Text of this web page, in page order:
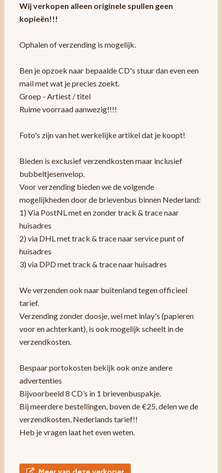
Wij verkopen alleen originele spullen geen
kopieën!!!
Ophalen of verzending is mogelijk.
Ben je opzoek naar bepaalde CD's stuur dan even een
mail met wat je precies zoekt.
Groep - Artiest / titel
Ruime voorraad aanwezig!!!!
Foto's zijn van het werkelijke artikel dat je koopt!
Bieden is exclusief verzendkosten maar inclusief
bubbeltjesenvelop.
Voor verzending bieden we de volgende
mogelijkheden door de brievenbus binnen Nederland:
1) Via PostNL met en zonder track & trace naar
huisadres
2) via DHL met track & trace naar service punt of
huisadres
3) via DPD met track & trace naar huisadres
We verzenden ook naar buitenland tegen officieel
tarief.
Verzending zonder doosje, wel met inlay's (papieren
voor en achterkant), is ook mogelijk scheelt in de
verzendkosten.
Bespaar portokosten bekijk ook onze andere
advertenties
Bijvoorbeeld 8 CD’s in 1 brievenbuspakje.
Bij meerdere bestellingen, boven de €25, delen we de
verzendkosten, Nederlands tarief!!
Heb je vragen laat het even weten.